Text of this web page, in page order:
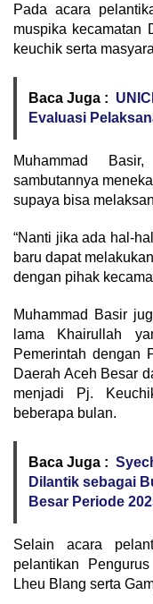
Pada acara
muspika kecamatan
keuchik serta
Baca Juga :
Evaluasi
Muhammad
sambutannya
supaya bisa
“Nanti jika ada hal-
baru dapat
dengan pihak
Muhammad Basir
lama Khairullah
Pemerintah dengan
Daerah Aceh Besar
menjadi Pj.
beberapa bulan.
Baca Juga :
Dilantik sebagai
Besar Periode
Selain acara
pelantikan
Lheu Blang serta